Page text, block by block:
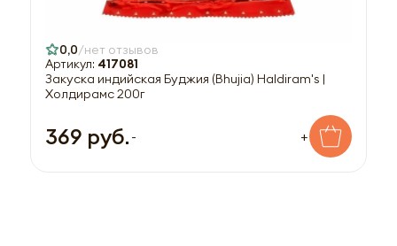
0,0 нет отзывов
Артикул: 417081
Закуска индийская Буджия (Bhujia) Haldiram's |
Холдирамс 200г
369 руб. - +